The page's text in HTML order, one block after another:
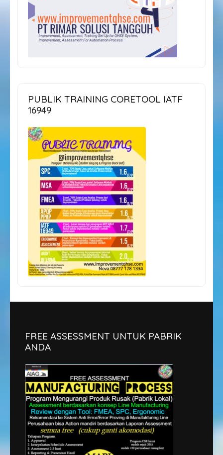
PUBLIK TRAINING CORETOOL IATF
16949
FREE ASSESSMENT UNTUK PABRIK
ANDA